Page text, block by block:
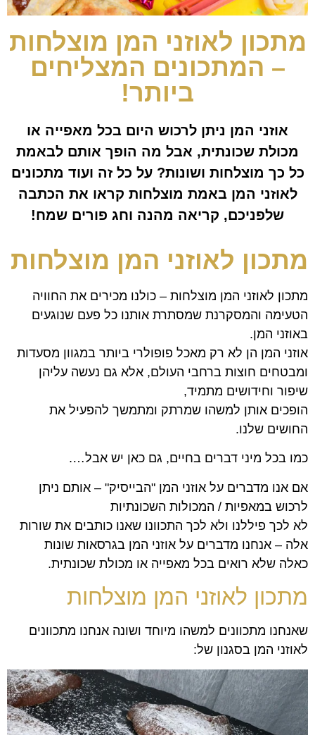
מתכון לאוזני המן מוצלחות
– המתכונים המצליחים
ביותר!
אוזני המן ניתן לרכוש היום בכל מאפייה או
מכולת שכונתית, אבל מה הופך אותם לבאמת
כל כך מוצלחות ושונות? על כל זה ועוד מתכונים
לאוזני המן באמת מוצלחות קראו את הכתבה
שלפניכם, קריאה מהנה וחג פורים שמח!
מתכון לאוזני המן מוצלחות
מתכון לאוזני המן מוצלחות – כולנו מכירים את החוויה
הטעימה והמסקרנת שמסתרת אותנו כל פעם שנוגעים
באוזני המן.
אוזני המן הן לא רק מאכל פופולרי ביותר במגוון מסעדות
ומבטחים חוצות ברחבי העולם, אלא גם נעשה עליהן
שיפור וחידושים מתמיד,
הופכים אותן למשהו שמרתק ומתמשך להפעיל את
החושים שלנו.
כמו בכל מיני דברים בחיים, גם כאן יש אבל….
אם אנו מדברים על אוזני המן "הבייסיק" – אותם ניתן
לרכוש במאפיות / המכולות השכונתיות
לא לכך פיללנו ולא לכך התכוונו שאנו כותבים את שורות
אלה – אנחנו מדברים על אוזני המן בגרסאות שונות
כאלה שלא רואים בכל מאפייה או מכולת שכונתית.
מתכון לאוזני המן מוצלחות
שאנחנו מתכוונים למשהו מיוחד ושונה אנחנו מתכוונים
לאוזני המן בסגנון של: